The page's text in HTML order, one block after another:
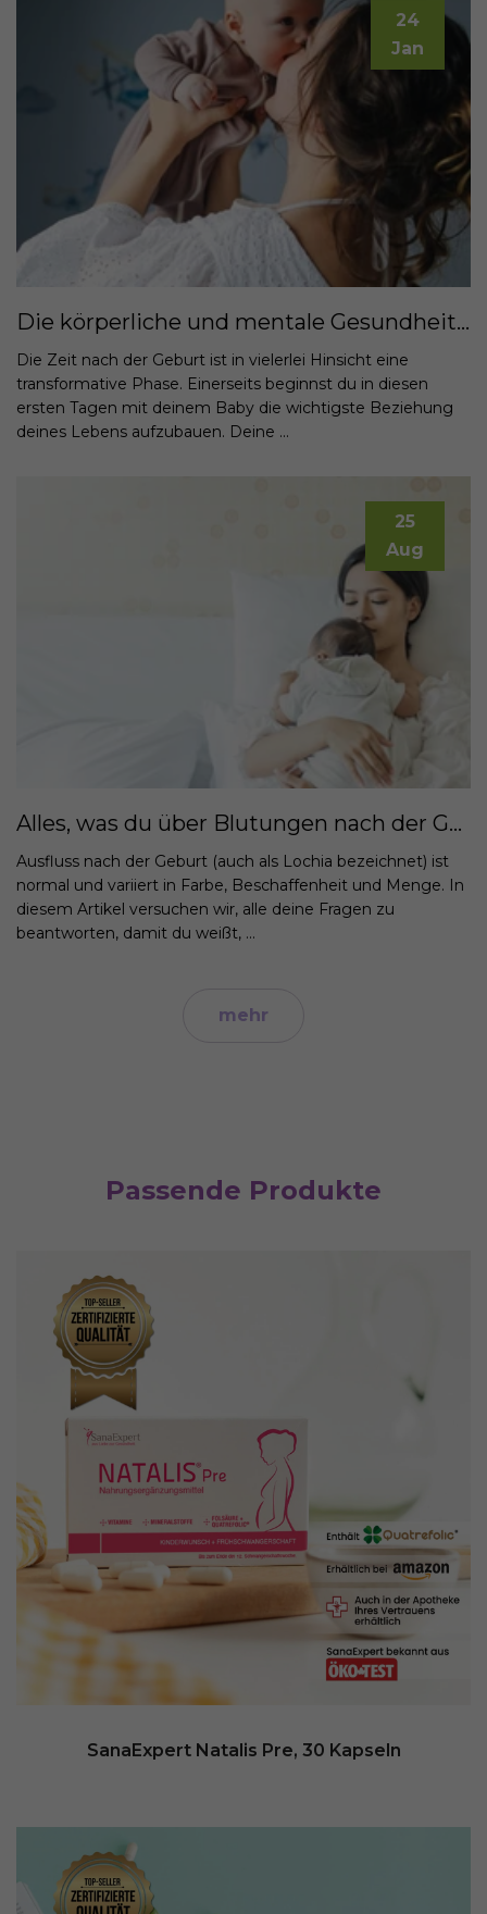
24
Jan
Die körperliche und mentale Gesundheit im Wochenbett pflegen: Strategien und Tipps für Mütter.
Die Zeit nach der Geburt ist in vielerlei Hinsicht eine
transformative Phase. Einerseits beginnst du in diesen
ersten Tagen mit deinem Baby die wichtigste Beziehung
deines Lebens aufzubauen. Deine ...
25
Aug
Alles, was du über Blutungen nach der Geburt wissen musst - was ist normal?
Ausfluss nach der Geburt (auch als Lochia bezeichnet) ist
normal und variiert in Farbe, Beschaffenheit und Menge. In
diesem Artikel versuchen wir, alle deine Fragen zu
beantworten, damit du weißt, ...
mehr
Passende Produkte
SanaExpert Natalis Pre, 30 Kapseln